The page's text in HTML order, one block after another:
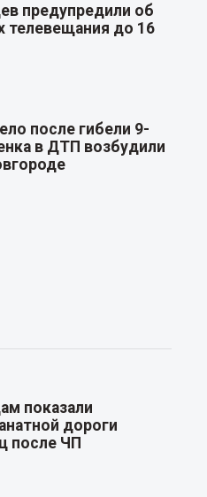
предупредили об
телевещания до 16
после гибели 9-
в ДТП возбудили
показали
дороги
после ЧП